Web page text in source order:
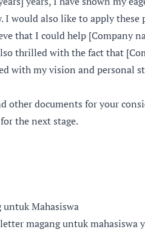
would also like to apply
that I could help [Company
thrilled with the fact that
with my vision and personal
other documents for your
the next stage.
untuk Mahasiswa
magang untuk mahasiswa